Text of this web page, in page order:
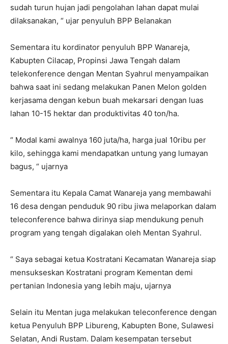
sudah turun hujan jadi pengolahan lahan dapat mulai
dilaksanakan, “ ujar penyuluh BPP Belanakan
Sementara itu kordinator penyuluh BPP Wanareja,
Kabupten Cilacap, Propinsi Jawa Tengah dalam
telekonference dengan Mentan Syahrul menyampaikan
bahwa saat ini sedang melakukan Panen Melon golden
kerjasama dengan kebun buah mekarsari dengan luas
lahan 10-15 hektar dan produktivitas 40 ton/ha.
“ Modal kami awalnya 160 juta/ha, harga jual 10ribu per
kilo, sehingga kami mendapatkan untung yang lumayan
bagus, “ ujarnya
Sementara itu Kepala Camat Wanareja yang membawahi
16 desa dengan penduduk 90 ribu jiwa melaporkan dalam
teleconference bahwa dirinya siap mendukung penuh
program yang tengah digalakan oleh Mentan Syahrul.
“ Saya sebagai ketua Kostratani Kecamatan Wanareja siap
mensukseskan Kostratani program Kementan demi
pertanian Indonesia yang lebih maju, ujarnya
Selain itu Mentan juga melakukan teleconference dengan
ketua Penyuluh BPP Libureng, Kabupten Bone, Sulawesi
Selatan, Andi Rustam. Dalam kesempatan tersebut